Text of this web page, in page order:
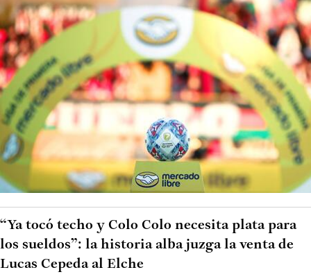
“Ya tocó techo y Colo Colo necesita plata para
los sueldos”: la historia alba juzga la venta de
Lucas Cepeda al Elche